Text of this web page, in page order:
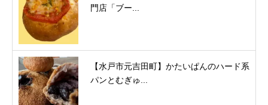
門店「ブー...
【水戸市元吉田町】かたいぱんのハード系
パンとむぎゅ...